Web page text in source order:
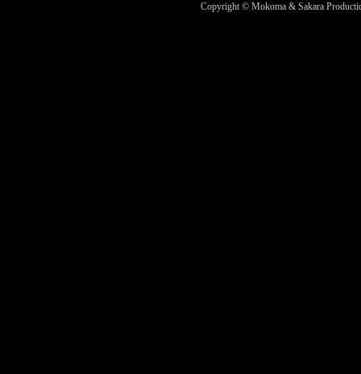
Copyright © Mokoma & Sakara